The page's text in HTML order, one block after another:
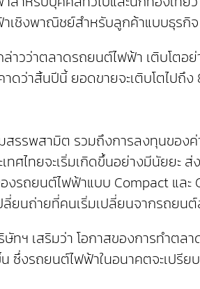
าเชิงพาณิชย์สำหรับลูกค้าแบบธุรกิจ
วว่าตลาดรถยนต์ไฟฟ้า เติบโตอ
ดว่าสิ้นปีนี้ ยอดขายจะเติบโตไป
รพสามิต รวมถึงการลงทุนของ
ศไทยจะเริ่มเกิดขึ้นอย่างมีนัยย
งรถยนต์ไฟฟ้าแบบ Compact แล
ปลี่ยนถ่ายที่คนเริ่มเปลี่ยนจากรถย
ฯ เสริมว่า โอกาสของการทำตล
ซึ่งรถยนต์ไฟฟ้าในอนาคตจะเป